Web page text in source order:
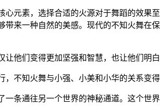
心元素，选择合适的火源对于舞蹈的效果
带来一种自然的美感。现代的不知火舞在
让他们变得更加坚强和智慧，也让他们明
，不知火舞与小强、小美和小华的关系变
一条通往另一个世界的神秘通道。这个世